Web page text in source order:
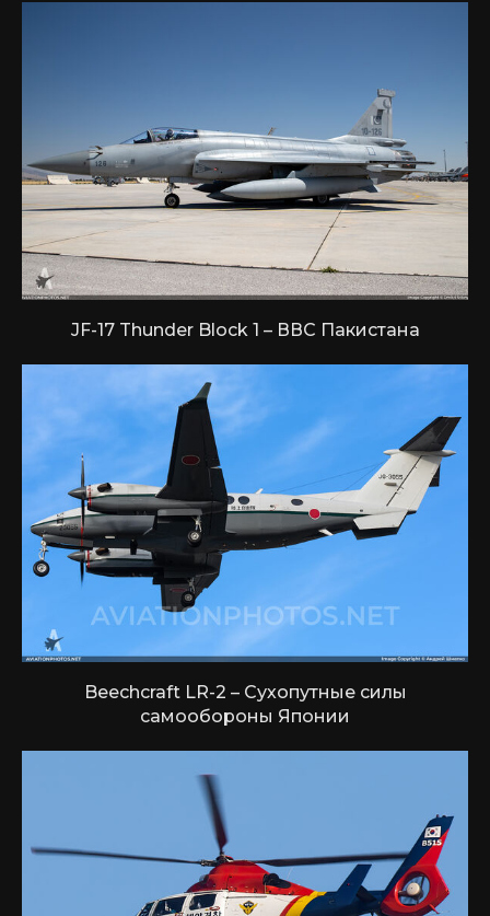
JF-17 Thunder Block 1 – ВВС Пакистана
Beechcraft LR-2 – Сухопутные силы
самообороны Японии